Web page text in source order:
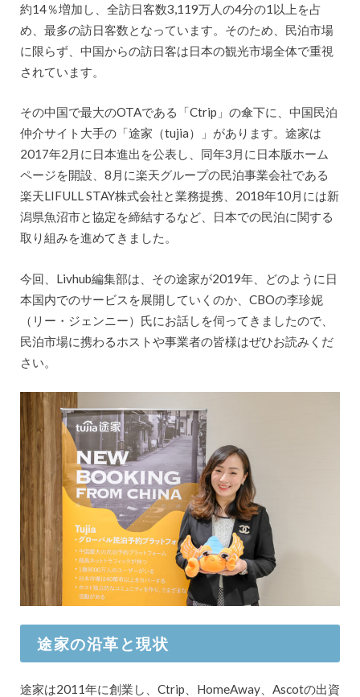
約14％増加し、全訪日客数3,119万人の4分の1以上を占
め、最多の訪日客数となっています。そのため、民泊市場
に限らず、中国からの訪日客は日本の観光市場全体で重視
されています。
その中国で最大のOTAである「Ctrip」の傘下に、中国民泊
仲介サイト大手の「途家（tujia）」があります。途家は
2017年2月に日本進出を公表し、同年3月に日本版ホーム
ページを開設、8月に楽天グループの民泊事業会社である
楽天LIFULL STAY株式会社と業務提携、2018年10月には新
潟県魚沼市と協定を締結するなど、日本での民泊に関する
取り組みを進めてきました。
今回、Livhub編集部は、その途家が2019年、どのように日
本国内でのサービスを展開していくのか、CBOの李珍妮
（リー・ジェンニー）氏にお話しを伺ってきましたので、
民泊市場に携わるホストや事業者の皆様はぜひお読みくだ
さい。
途家の沿革と現状
途家は2011年に創業し、Ctrip、HomeAway、Ascotの出資